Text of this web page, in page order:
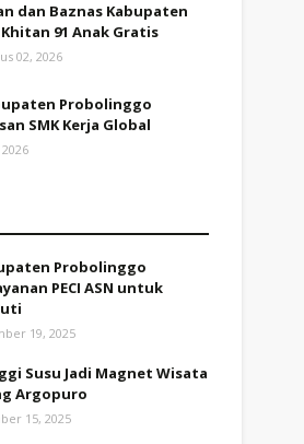
dan Baznas Kabupaten
91 Anak Gratis
02, 2026
Probolinggo
SMK Kerja Global
Probolinggo
PECI ASN untuk
19, 2025
Susu Jadi Magnet Wisata
Argopuro
15, 2025